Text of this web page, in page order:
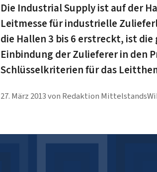
Die Industrial Supply ist auf der
Leitmesse für industrielle
die Hallen 3 bis 6 erstreckt, ist
Einbindung der Zulieferer in den
Schlüsselkriterien für das
27. März 2013von Redaktion